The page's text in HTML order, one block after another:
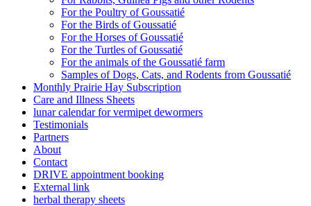
For the Poultry of Goussatié
For the Birds of Goussatié
For the Horses of Goussatié
For the Turtles of Goussatié
For the animals of the Goussatié farm
Samples of Dogs, Cats, and Rodents from Goussatié
Monthly Prairie Hay Subscription
Care and Illness Sheets
lunar calendar for vermipet dewormers
Testimonials
Partners
About
Contact
DRIVE appointment booking
External link
herbal therapy sheets